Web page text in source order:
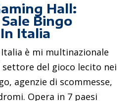
Hall:
Bingo
Italia
è mi multinazionale
settore del gioco lecito nei
agenzie di scommesse,
Opera in 7 paesi